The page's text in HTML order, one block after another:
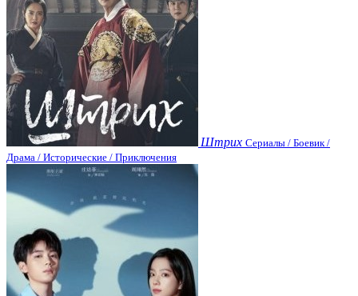
Штрих Сериалы / Боевик /
Драма / Исторические / Приключения